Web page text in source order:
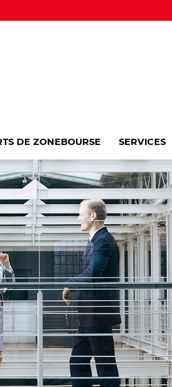
DE ZONEBOURSE SERVICES